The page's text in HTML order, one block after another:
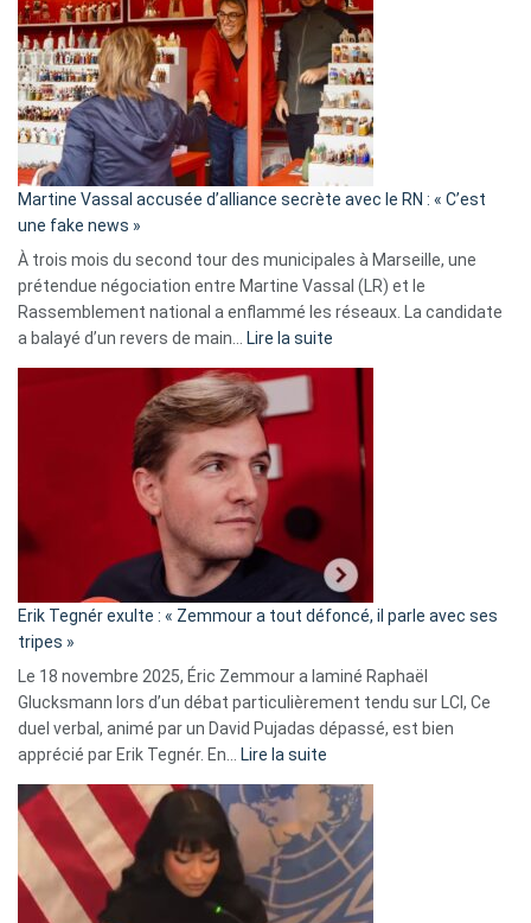
Algérie
Martine Vassal accusée d’alliance secrète avec le RN : « C’est
une fake news »
À trois mois du second tour des municipales à Marseille, une
prétendue négociation entre Martine Vassal (LR) et le
Rassemblement national a enflammé les réseaux. La candidate
a balayé d’un revers de main…
Lire la suite
d’alliance
secrète
«
C’est
fake
news
»
Erik Tegnér exulte : « Zemmour a tout défoncé, il parle avec ses
tripes »
Le 18 novembre 2025, Éric Zemmour a laminé Raphaël
Glucksmann lors d’un débat particulièrement tendu sur LCI, Ce
duel verbal, animé par un David Pujadas dépassé, est bien
apprécié par Erik Tegnér. En…
Lire la suite
Tegnér
exulte
« Zemmour
a